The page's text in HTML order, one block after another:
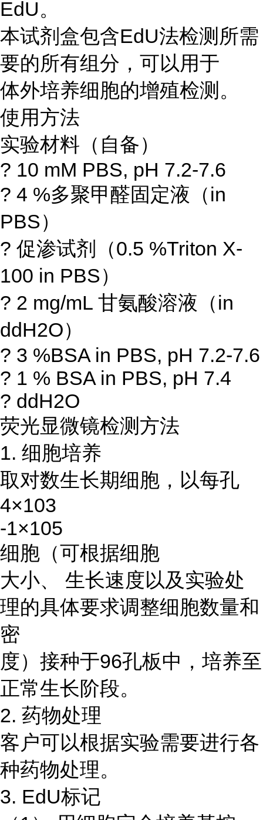
EdU。
本试剂盒包含EdU法检测所需
要的所有组分，可以用于
体外培养细胞的增殖检测。
使用方法
实验材料（自备）
? 10 mM PBS, pH 7.2-7.6
? 4 %多聚甲醛固定液（in
PBS）
? 促渗试剂（0.5 %Triton X-
100 in PBS）
? 2 mg/mL 甘氨酸溶液（in
ddH2O）
? 3 %BSA in PBS, pH 7.2-7.6
? 1 % BSA in PBS, pH 7.4
? ddH2O
荧光显微镜检测方法
1. 细胞培养
取对数生长期细胞，以每孔
4×103
-1×105
细胞（可根据细胞
大小、 生长速度以及实验处
理的具体要求调整细胞数量和
密
度）接种于96孔板中，培养至
正常生长阶段。
2. 药物处理
客户可以根据实验需要进行各
种药物处理。
3. EdU标记